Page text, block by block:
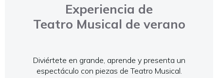
Experiencia de
Teatro Musical de verano
Diviértete en grande, aprende y presenta un
espectáculo con piezas de Teatro Musical.